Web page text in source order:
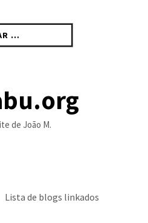
de João M.
Lista de blogs linkados